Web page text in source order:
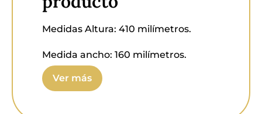
Medidas Altura: 410 milímetros.
Medida ancho: 160 milímetros.
Temperatura:
Kelvin.
Ver más